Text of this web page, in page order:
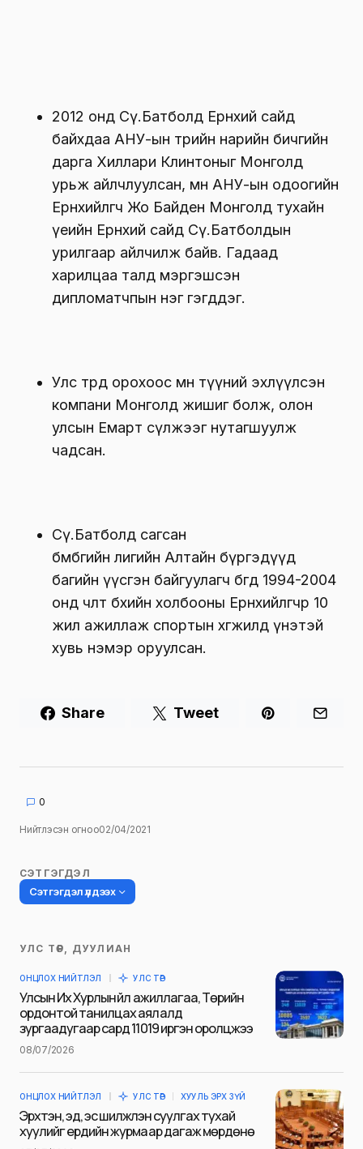
2012 онд Сү.Батболд Ерөнхий сайд
байхдаа АНУ-ын төрийн нарийн бичгийн
дарга Хиллари Клинтоныг Монголд
урьж айлчлуулсан, мөн АНУ-ын одоогийн
Ерөнхийлөгч Жо Байден Монголд тухайн
үеийн Ерөнхий сайд Сү.Батболдын
урилгаар айлчилж байв. Гадаад
харилцаа талд мэргэшсэн
дипломатчпын нэг гэгддэг.
Улс төрд орохоос өмнө түүний эхлүүлсэн
компани Монголд жишиг болж, олон
улсын Емарт сүлжээг нутагшуулж
чадсан.
Сү.Батболд сагсан
бөмбөгийн лигийн Алтайн бүргэдүүд
багийн үүсгэн байгуулагч бөгөөд 1994-2004
онд чөлөөт бөхийн холбооны Ерөнхийлөгчөөр 10
жил ажиллаж спортын хөгжилд үнэтэй
хувь нэмэр оруулсан.
Share Tweet
0
Нийтлэсэн огноо02/04/2021
СЭТГЭГДЭЛ
Сэтгэгдэл үлдээх
Таны имэйл хаягийг нийтлэхгүй.
тэмдэглэсэн
Name
УЛС ТӨР, ДУУЛИАН
ОНЦЛОХ НИЙТЛЭЛ УЛС ТӨР
Улсын Их Хурлын үйл ажиллагаа, Төрийн
ордонтой танилцах аялалд
зургаадугаар сард 11019 иргэн оролцжээ
08/07/2026
ОНЦЛОХ НИЙТЛЭЛ УЛС ТӨР ХУУЛЬ ЭРХ ЗҮЙ
Эрхтэн, эд, эс шилжүүлэн суулгах тухай
хуулийг ердийн журмаар дагаж мөрдөнө